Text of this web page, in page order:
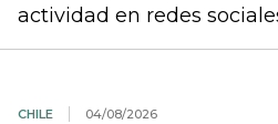
actividad en redes
CHILE 04/08/2026